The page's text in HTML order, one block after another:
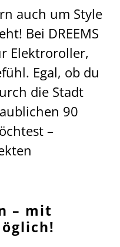
auch um Style
Bei DREEMS
Elektroroller,
Egal, ob du
die Stadt
90
–
– mit